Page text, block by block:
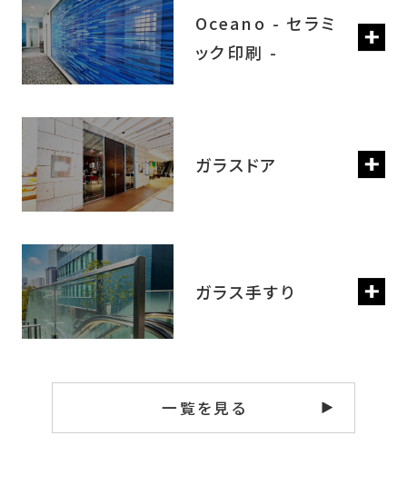
Oceano - セラミ
ック印刷 -
ガラスドア
ガラス手すり
一覧を見る